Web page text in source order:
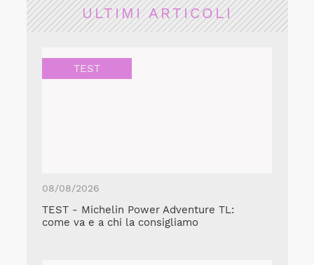
ULTIMI ARTICOLI
TEST
08/08/2026
TEST - Michelin Power Adventure TL:
come va e a chi la consigliamo